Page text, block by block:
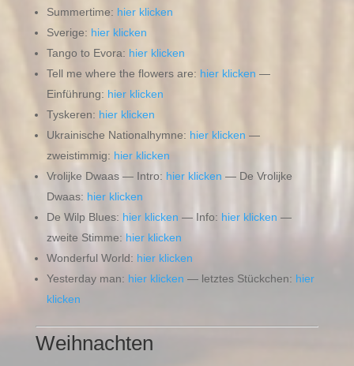
Summertime: hier klicken
Sverige: hier klicken
Tango to Evora: hier klicken
Tell me where the flowers are: hier klicken —
Einführung: hier klicken
Tyskeren: hier klicken
Ukrainische Nationalhymne: hier klicken —
zweistimmig: hier klicken
Vrolijke Dwaas — Intro: hier klicken — De Vrolijke
Dwaas: hier klicken
De Wilp Blues: hier klicken — Info: hier klicken —
zweite Stimme: hier klicken
Wonderful World: hier klicken
Yesterday man: hier klicken — letztes Stückchen: hier
klicken
Weihnachten